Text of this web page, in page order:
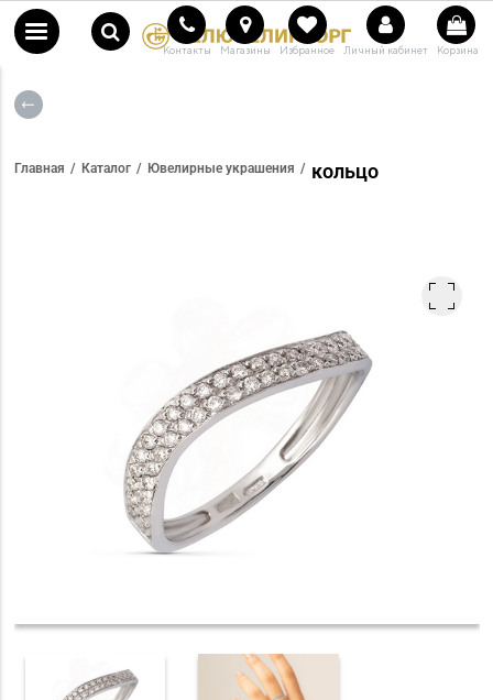
Контакты Магазины Избранное Личный кабинет Корзина
Главная Каталог Ювелирные украшения кольцо